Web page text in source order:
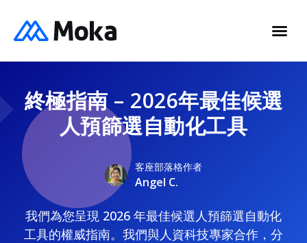
終極指南 – 2026年最佳候選
人預篩選自動化工具
客座部落格作者
Angel C.
我們為您呈現 2026 年最佳候選人預篩選自動化
工具的權威指南。我們與人資科技專家合作，分